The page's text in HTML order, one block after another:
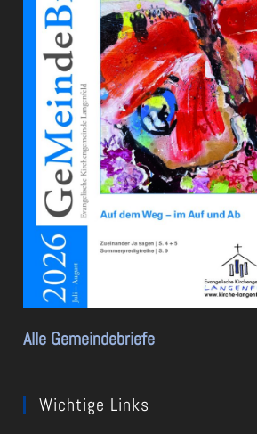
Alle Gemeindebriefe
Wichtige Links